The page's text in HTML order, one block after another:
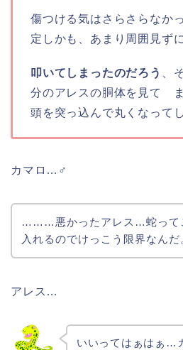
傷つける気はさらさらなか
定しかも、あまり周囲見ず
叩いてしまったのだろう
、
分のアレスの胴体を見て
頭を突っ込んで丸くなって
カマロ…♂
………悪かったアレス…蛇って
入れるのでけっこう限界なんだ
アレス…
いいってはぁはぁ…